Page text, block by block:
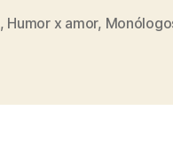
, Humor x amor,